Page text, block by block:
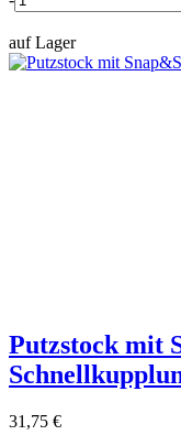
auf Lager
Putzstock mit
31,75 €